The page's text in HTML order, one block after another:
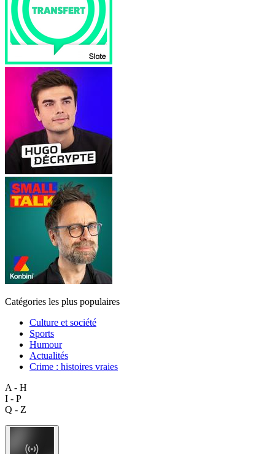
Catégories les plus populaires
Culture et société
Sports
Humour
Actualités
Crime : histoires vraies
A - H
I - P
Q - Z